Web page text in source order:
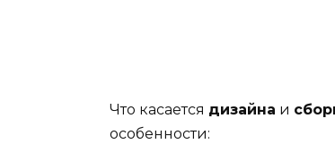
Что касается дизайна и
особенности: